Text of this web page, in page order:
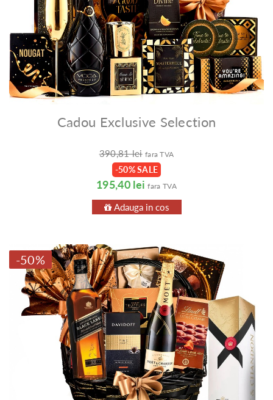
Cadou Exclusive Selection
390,81 lei fara TVA
-50% SALE
195,40 lei fara TVA
Adauga in cos
-50%